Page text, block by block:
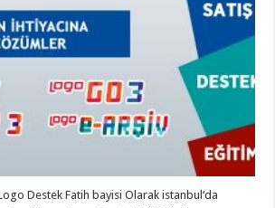
Destek Fatih bayisi Olarak istanbul‘da